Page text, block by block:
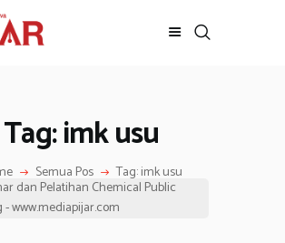
Tag: imk usu
Semua Pos Tag: imk usu